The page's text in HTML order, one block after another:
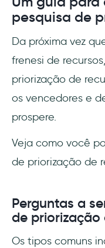
pesquisa de
Da próxima vez
frenesi de
priorização de
os vencedores e
prospere.
Veja como você
de priorização de
Perguntas a
de priorização
Os tipos comuns